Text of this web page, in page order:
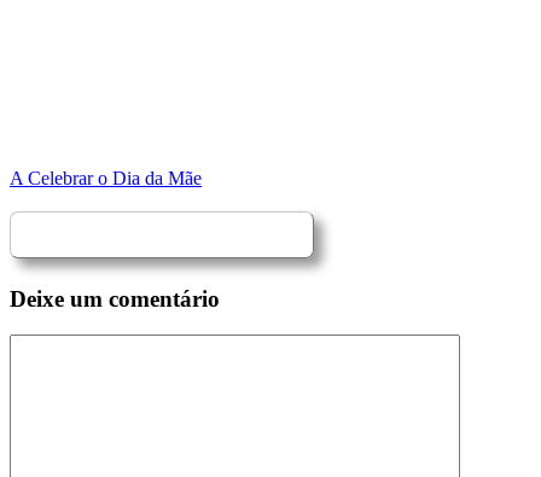
A Celebrar o Dia da Mãe
Deixe um comentário